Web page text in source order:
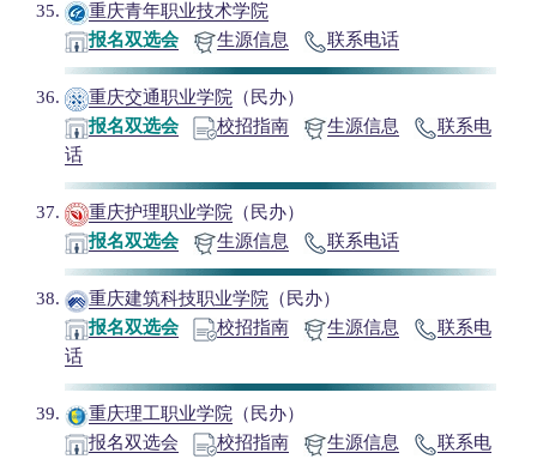
重庆青年职业技术学院
报名双选会
生源信息 联系电话
重庆交通职业学院 （民办）
报名双选会
校招指南 生源信息
联系电
话
重庆护理职业学院 （民办）
报名双选会
生源信息 联系电话
重庆建筑科技职业学院 （民办）
报名双选会
校招指南 生源信息
联系电
话
重庆理工职业学院 （民办）
报名双选会
校招指南 生源信息
联系电